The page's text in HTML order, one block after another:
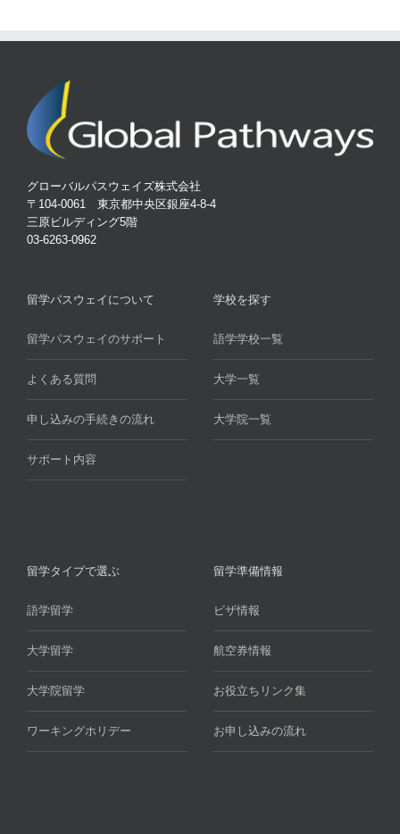
グローバルパスウェイズ株式会社
〒104-0061 東京都中央区銀座4-8-4
三原ビルディング5階
03-6263-0962
留学パスウェイについて
留学パスウェイのサポート
よくある質問
申し込みの手続きの流れ
サポート内容
学校を探す
語学学校一覧
大学一覧
大学院一覧
留学タイプで選ぶ
語学留学
大学留学
大学院留学
ワーキングホリデー
留学準備情報
ビザ情報
航空券情報
お役立ちリンク集
お申し込みの流れ